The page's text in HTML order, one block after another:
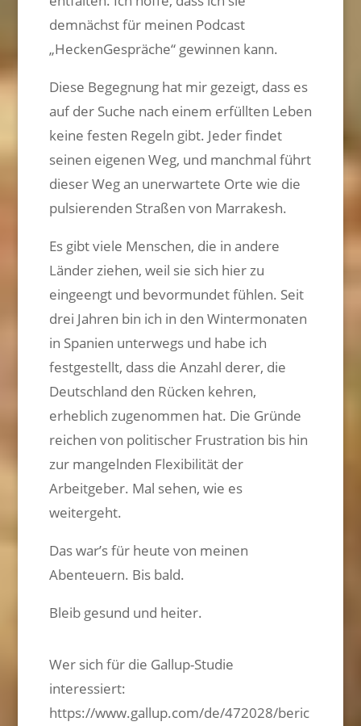
demnächst für meinen Podcast
„HeckenGespräche“ gewinnen kann.
Diese Begegnung hat mir gezeigt, dass es
auf der Suche nach einem erfüllten Leben
keine festen Regeln gibt. Jeder findet
seinen eigenen Weg, und manchmal führt
dieser Weg an unerwartete Orte wie die
pulsierenden Straßen von Marrakesh.
Es gibt viele Menschen, die in andere
Länder ziehen, weil sie sich hier zu
eingeengt und bevormundet fühlen. Seit
drei Jahren bin ich in den Wintermonaten
in Spanien unterwegs und habe ich
festgestellt, dass die Anzahl derer, die
Deutschland den Rücken kehren,
erheblich zugenommen hat. Die Gründe
reichen von politischer Frustration bis hin
zur mangelnden Flexibilität der
Arbeitgeber. Mal sehen, wie es
weitergeht.
Das war’s für heute von meinen
Abenteuern. Bis bald.
Bleib gesund und heiter.
Wer sich für die Gallup-Studie
interessiert:
https://www.gallup.com/de/472028/beric